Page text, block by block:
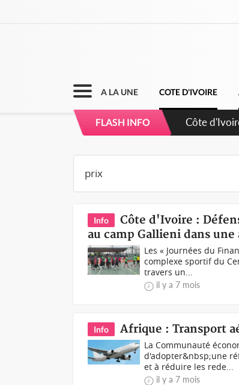
A LA UNE COTE D'IVOIRE
FLASH INFO Côte
Info
Côte d'Ivoire :
au camp Gallieni dans
Les « Journées du
complexe sportif du
travers un...
il y a 7 mois
Info Afrique : Transport
La Communauté
d'adopter&nbsp;une
et à réduire les rede...
il y a 7 mois